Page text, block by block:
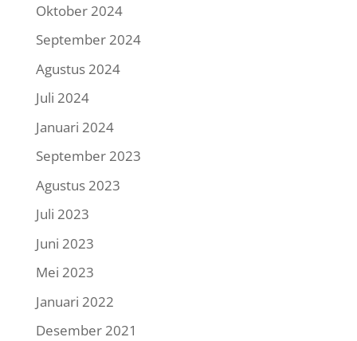
Oktober 2024
September 2024
Agustus 2024
Juli 2024
Januari 2024
September 2023
Agustus 2023
Juli 2023
Juni 2023
Mei 2023
Januari 2022
Desember 2021